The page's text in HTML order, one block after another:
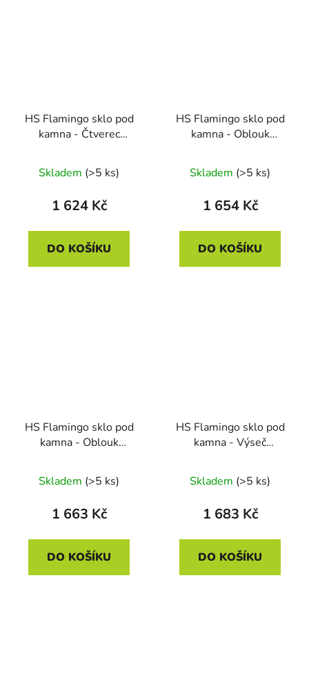
HS Flamingo sklo pod
kamna - Čtverec
Skladem (>5 ks)
1 624 Kč
DO KOŠÍKU
HS Flamingo sklo pod
kamna - Oblouk
/ 6 mm
Skladem (>5 ks)
1 654 Kč
DO KOŠÍKU
HS Flamingo sklo pod
kamna - Oblouk
2xR200 / 6 mm
Skladem (>5 ks)
1 663 Kč
DO KOŠÍKU
HS Flamingo sklo pod
kamna - Výseč
Skladem (>5 ks)
1 683 Kč
DO KOŠÍKU